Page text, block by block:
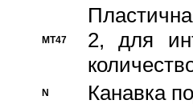
MT47
2, для
N Канавка